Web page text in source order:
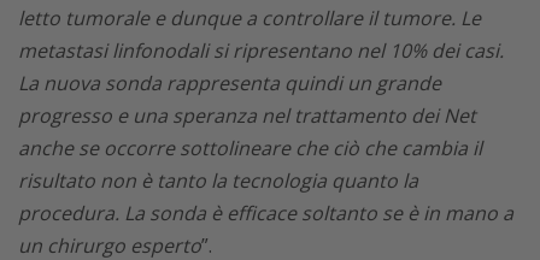
letto tumorale e dunque a controllare il tumore. Le
metastasi linfonodali si ripresentano nel 10% dei casi.
La nuova sonda rappresenta quindi un grande
progresso e una speranza nel trattamento dei Net
anche se occorre sottolineare che ciò che cambia il
risultato non è tanto la tecnologia quanto la
procedura. La sonda è efficace soltanto se è in mano a
un chirurgo esperto”.